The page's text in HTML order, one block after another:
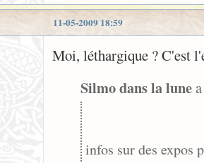
11-05-2009 18:59
Moi, léthargique ? C'est
Silmo dans la lune
infos sur des expos